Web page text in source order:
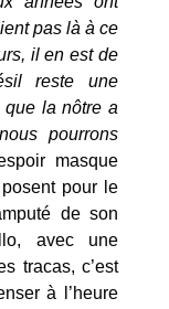
pas là à ce
il en est de
reste une
la nôtre a
pourrons
masque
pour le
de son
avec une
tracas, c’est
à l’heure